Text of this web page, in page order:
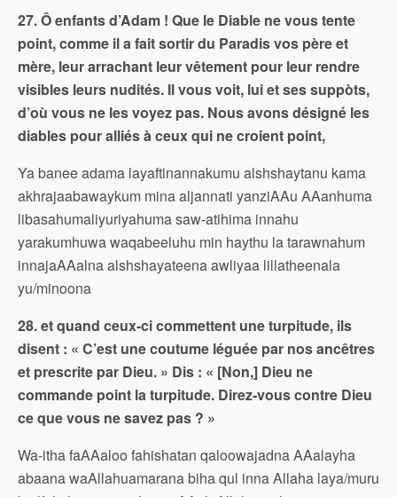
27. Ô enfants d’Adam ! Que le Diable ne vous tente
point, comme il a fait sortir du Paradis vos père et
mère, leur arrachant leur vêtement pour leur rendre
visibles leurs nudités. Il vous voit, lui et ses suppòts,
d’où vous ne les voyez pas. Nous avons désigné les
diables pour alliés à ceux qui ne croient point,
Ya banee adama layaftinannakumu alshshaytanu kama
akhrajaabawaykum mina aljannati yanziAAu AAanhuma
libasahumaliyuriyahuma saw-atihima innahu
yarakumhuwa waqabeeluhu min haythu la tarawnahum
innajaAAalna alshshayateena awliyaa lillatheenala
yu/minoona
28. et quand ceux-ci commettent une turpitude, ils
disent : « C’est une coutume léguée par nos ancêtres
et prescrite par Dieu. » Dis : « [Non,] Dieu ne
commande point la turpitude. Direz-vous contre Dieu
ce que vous ne savez pas ? »
Wa-itha faAAaloo fahishatan qaloowajadna AAalayha
abaana waAllahuamarana biha qul inna Allaha laya/muru